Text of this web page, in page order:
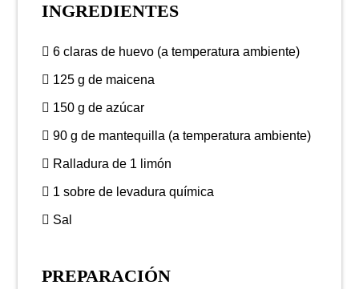
INGREDIENTES
6 claras de huevo (a temperatura ambiente)
125 g de maicena
150 g de azúcar
90 g de mantequilla (a temperatura ambiente)
Ralladura de 1 limón
1 sobre de levadura química
Sal
PREPARACIÓN